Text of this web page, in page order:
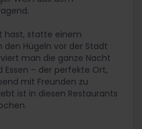
hast, statte einem
den Hügeln vor der Stadt
man die ganze Nacht
Essen – der perfekte Ort,
mit Freunden zu
ist in diesen Restaurants